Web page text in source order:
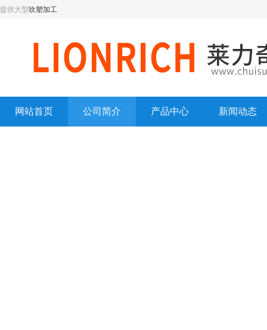
提供大型吹塑加工
网站首页 公司简介 产品中心 新闻动态